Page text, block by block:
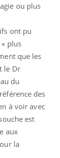
ou plus
ont pu
plus
que les
le Dr
du
des
à voir avec
est
aux
la